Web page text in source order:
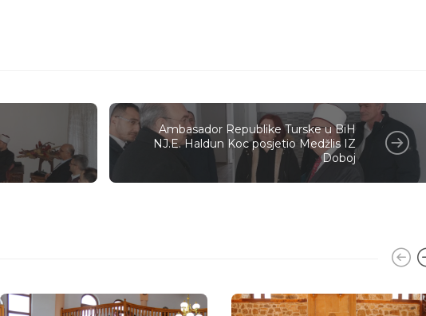
Ambasador Republike Turske u BiH
NJ.E. Haldun Koc posjetio Medžlis IZ
Doboj